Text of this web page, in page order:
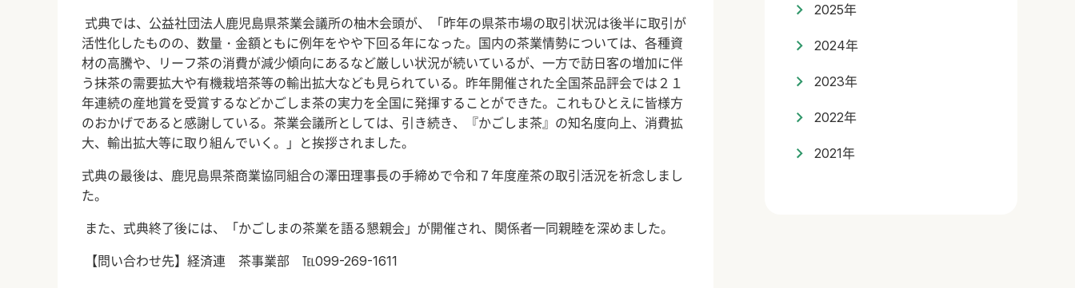
2025年
2024年
2023年
2022年
2021年
式典では、公益社団法人鹿児島県茶業会議所の柚木会頭が、「昨年の県茶市場の取引状況は後半に取引が
活性化したものの、数量・金額ともに例年をやや下回る年になった。国内の茶業情勢については、各種資
材の高騰や、リーフ茶の消費が減少傾向にあるなど厳しい状況が続いているが、一方で訪日客の増加に伴
う抹茶の需要拡大や有機栽培茶等の輸出拡大なども見られている。昨年開催された全国茶品評会では２１
年連続の産地賞を受賞するなどかごしま茶の実力を全国に発揮することができた。これもひとえに皆様方
のおかげであると感謝している。茶業会議所としては、引き続き、『かごしま茶』の知名度向上、消費拡
大、輸出拡大等に取り組んでいく。」と挨拶されました。
式典の最後は、鹿児島県茶商業協同組合の澤田理事長の手締めで令和７年度産茶の取引活況を祈念しまし
た。
また、式典終了後には、「かごしまの茶業を語る懇親会」が開催され、関係者一同親睦を深めました。
【問い合わせ先】経済連 茶事業部 ℡099-269-1611